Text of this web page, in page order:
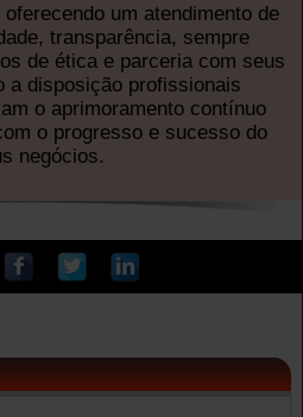
oferecendo um atendimento de
transparência, sempre
de ética e parceria com seus
a disposição profissionais
o aprimoramento contínuo
o progresso e sucesso do
negócios.